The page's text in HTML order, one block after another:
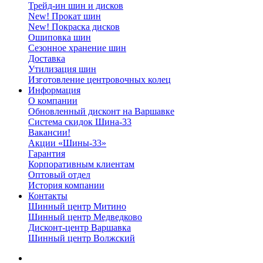
Трейд-ин шин и дисков
New! Прокат шин
New! Покраска дисков
Ошиповка шин
Сезонное хранение шин
Доставка
Утилизация шин
Изготовление центровочных колец
Информация
О компании
Обновленный дисконт на Варшавке
Система скидок Шина-33
Вакансии!
Акции «Шины-33»
Гарантия
Корпоративным клиентам
Оптовый отдел
История компании
Контакты
Шинный центр Митино
Шинный центр Медведково
Дисконт-центр Варшавка
Шинный центр Волжский